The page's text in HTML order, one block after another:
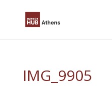
IMG_9905